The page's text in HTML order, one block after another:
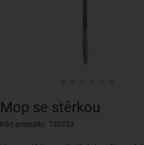
Mop se stěrkou
Kód produktu 720733